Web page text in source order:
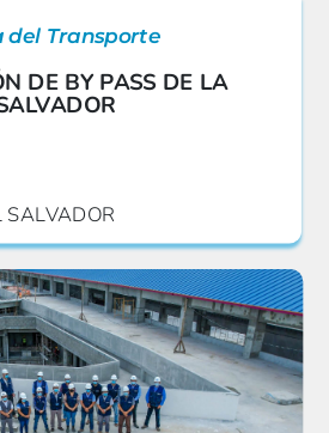
Transporte
DE BY PASS DE LA
SALVADOR